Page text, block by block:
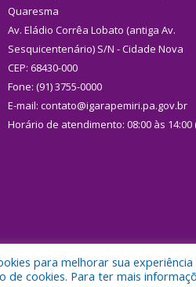
Quaresma
Av. Eládio Corrêa Lobato (antiga Av.
Sesquicentenário) S/N - Cidade Nova
CEP: 68430-000
Fone: (91) 3755-0000
E-mail: contato@igarapemiri.pa.gov.br
Horário de atendimento: 08:00 às 14:00
Todos os direitos reservados a
para melhorar sua
de cookies. Para ter mais